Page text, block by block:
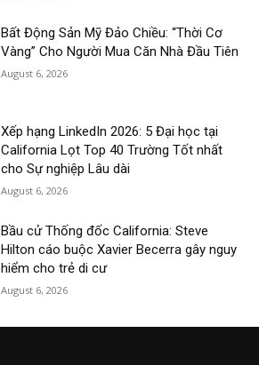
Bất Động Sản Mỹ Đảo Chiều: “Thời Cơ
Vàng” Cho Người Mua Căn Nhà Đầu Tiên
August 6, 2026
Xếp hạng LinkedIn 2026: 5 Đại học tại
California Lọt Top 40 Trường Tốt nhất
cho Sự nghiệp Lâu dài
August 6, 2026
Bầu cử Thống đốc California: Steve
Hilton cáo buộc Xavier Becerra gây nguy
hiểm cho trẻ di cư
August 6, 2026